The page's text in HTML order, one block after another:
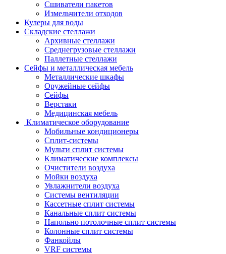
Сшиватели пакетов
Измельчители отходов
Кулеры для воды
Складские стеллажи
Архивные стеллажи
Среднегрузовые стеллажи
Паллетные стеллажи
Сейфы и металлическая мебель
Металлические шкафы
Оружейные сейфы
Сейфы
Верстаки
Медицинская мебель
Климатическое оборудование
Мобильные кондиционеры
Сплит-системы
Мульти сплит системы
Климатические комплексы
Очистители воздуха
Мойки воздуха
Увлажнители воздуха
Системы вентиляции
Кассетные сплит системы
Канальные сплит системы
Напольно потолочные сплит системы
Колонные сплит системы
Фанкойлы
VRF системы